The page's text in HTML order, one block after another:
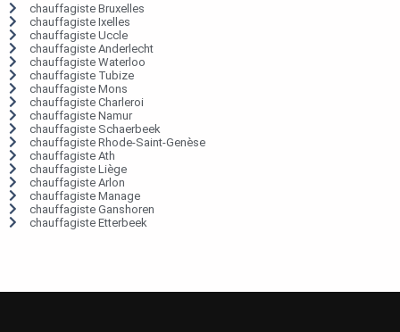
chauffagiste Bruxelles
chauffagiste Ixelles
chauffagiste Uccle
chauffagiste Anderlecht
chauffagiste Waterloo
chauffagiste Tubize
chauffagiste Mons
chauffagiste Charleroi
chauffagiste Namur
chauffagiste Schaerbeek
chauffagiste Rhode-Saint-Genèse
chauffagiste Ath
chauffagiste Liège
chauffagiste Arlon
chauffagiste Manage
chauffagiste Ganshoren
chauffagiste Etterbeek